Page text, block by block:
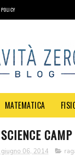
MATEMATICA
06, 2014